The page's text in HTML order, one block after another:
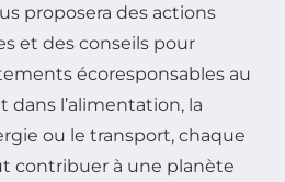
proposera des actions
et des conseils pour
écoresponsables au
dans l’alimentation, la
ou le transport, chaque
contribuer à une planète